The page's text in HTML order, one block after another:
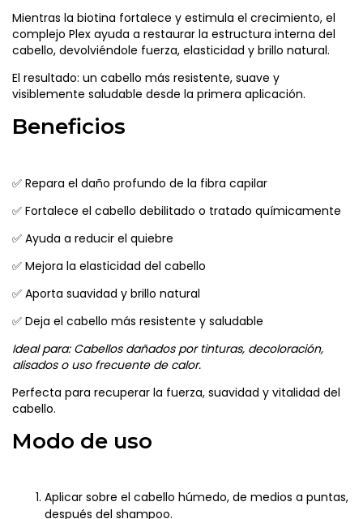
Mientras la biotina fortalece y estimula el crecimiento, el
complejo Plex ayuda a restaurar la estructura interna del
cabello, devolviéndole fuerza, elasticidad y brillo natural.
El resultado: un cabello más resistente, suave y
visiblemente saludable desde la primera aplicación.
Beneficios
✅ Repara el daño profundo de la fibra capilar
✅ Fortalece el cabello debilitado o tratado químicamente
✅ Ayuda a reducir el quiebre
✅ Mejora la elasticidad del cabello
✅ Aporta suavidad y brillo natural
✅ Deja el cabello más resistente y saludable
Ideal para: Cabellos dañados por tinturas, decoloración,
alisados o uso frecuente de calor.
Perfecta para recuperar la fuerza, suavidad y vitalidad del
cabello.
Modo de uso
Aplicar sobre el cabello húmedo, de medios a puntas,
después del shampoo.